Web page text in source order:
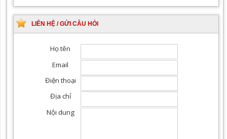
LIÊN HỆ / GỬI CÂU HỎI